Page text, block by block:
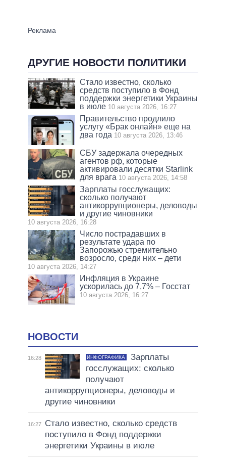
ДРУГИЕ НОВОСТИ ПОЛИТИКИ
Стало известно, сколько
средств поступило в Фонд
поддержки энергетики Украины
в июле 10 августа 2026, 16:27
Правительство продлило
услугу «Брак онлайн» еще на
два года 10 августа 2026, 13:46
СБУ задержала очередных
агентов рф, которые
активировали десятки Starlink
для врага 10 августа 2026, 14:58
Зарплаты госслужащих:
сколько получают
антикоррупционеры, деловоды
и другие чиновники
10 августа 2026, 16:28
Число пострадавших в
результате удара по
Запорожью стремительно
возросло, среди них – дети
10 августа 2026, 14:27
Инфляция в Украине
ускорилась до 7,7% – Госстат
10 августа 2026, 16:27
НОВОСТИ
16:28 ИНФОГРАФИКА
Зарплаты
госслужащих: сколько
получают
антикоррупционеры, деловоды и
другие чиновники
16:27
Стало известно, сколько средств
поступило в Фонд поддержки
энергетики Украины в июле